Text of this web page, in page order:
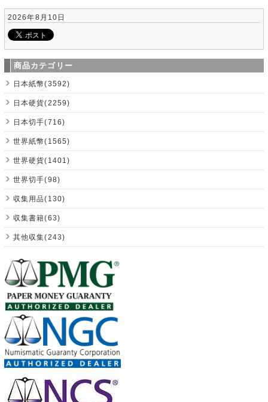
2026年8月10日
商品カテゴリー
日本紙幣(3592)
日本硬貨(2259)
日本切手(716)
世界紙幣(1565)
世界硬貨(1401)
世界切手(98)
収集用品(130)
収集書籍(63)
其他収集(243)